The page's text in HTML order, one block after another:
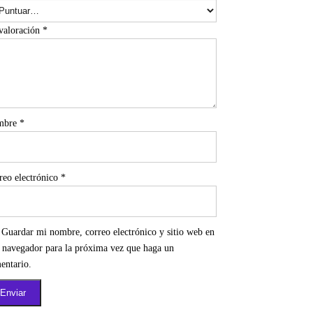
*
*
electrónico *
Guardar mi nombre, correo electrónico y sitio web en
navegador para la próxima vez que haga un